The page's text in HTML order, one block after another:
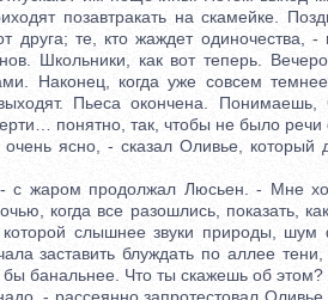
позавтракать на скамейке.
друга; те, кто жаждет одиночества,
Школьники, как вот теперь.
Наконец, когда уже совсем
Пьеса окончена. Понимаешь,
понятно, так, чтобы не было речи
ясно, - сказал Оливье,
продолжал Люсьен. - Мне
когда все разошлись, показать,
слышнее звуки природы, шум
заставить блуждать по аллее
бы банальнее. Что ты скажешь об этом?